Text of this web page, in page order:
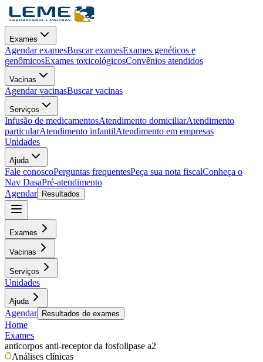
Exames
Agendar examesBuscar examesExames genéticos e
genômicosExames toxicológicosConvênios atendidos
Vacinas
Agendar vacinasBuscar vacinas
Serviços
Infusão de medicamentosAtendimento domiciliarAtendimento
particularAtendimento infantilAtendimento em empresas
Unidades
Ajuda
Fale conoscoPerguntas frequentesPeça sua nota fiscalConheça o
Nav DasaPré-atendimento
Agendar
Resultados
Exames
Vacinas
Serviços
Unidades
Ajuda
Agendar Resultados de exames
Home
Exames
anticorpos anti-receptor da fosfolipase a2
Análises clínicas